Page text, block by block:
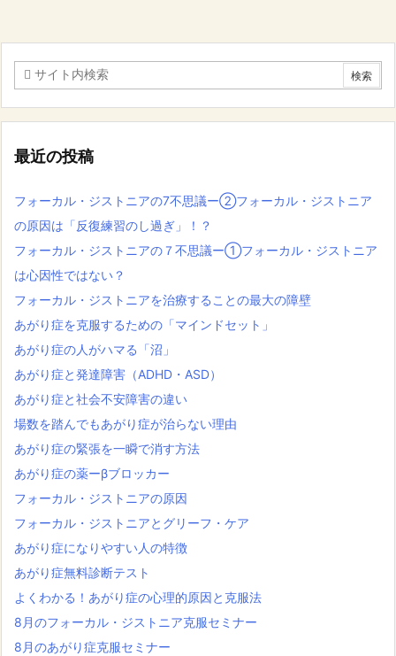
最近の投稿
フォーカル・ジストニアの7不思議ー②フォーカル・ジストニア
の原因は「反復練習のし過ぎ」！？
フォーカル・ジストニアの７不思議ー①フォーカル・ジストニア
は心因性ではない？
フォーカル・ジストニアを治療することの最大の障壁
あがり症を克服するための「マインドセット」
あがり症の人がハマる「沼」
あがり症と発達障害（ADHD・ASD）
あがり症と社会不安障害の違い
場数を踏んでもあがり症が治らない理由
あがり症の緊張を一瞬で消す方法
あがり症の薬ーβブロッカー
フォーカル・ジストニアの原因
フォーカル・ジストニアとグリーフ・ケア
あがり症になりやすい人の特徴
あがり症無料診断テスト
よくわかる！あがり症の心理的原因と克服法
8月のフォーカル・ジストニア克服セミナー
8月のあがり症克服セミナー